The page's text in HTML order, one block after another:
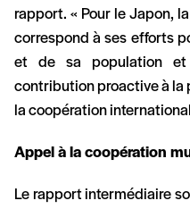
rapport. « Pour le Japon,
correspond à ses efforts
et de sa population
contribution proactive à la
la coopération
Appel à la coopération
Le rapport intermédiaire